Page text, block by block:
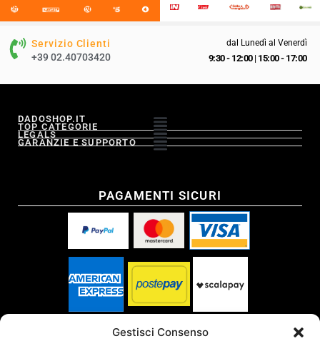
Gestisci Consenso
Servizio Clienti
+39 02.40703420
dal Lunedì al Venerdì
9:30 - 12:00| 15:00 - 17:00
DADOSHOP.IT
TOP CATEGORIE
LEGALS
GARANZIE E SUPPORTO
PAGAMENTI SICURI